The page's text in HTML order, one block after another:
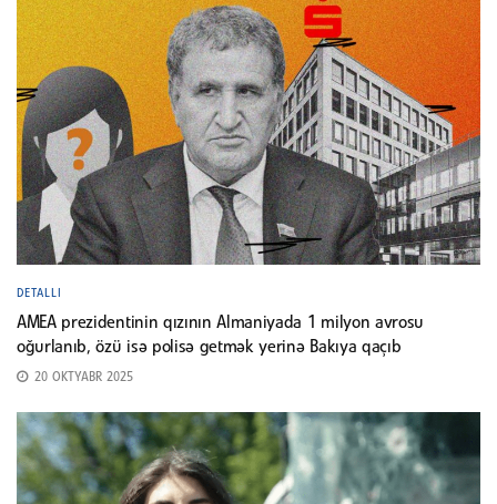
DETALLI
AMEA prezidentinin qızının Almaniyada 1 milyon avrosu
oğurlanıb, özü isə polisə getmək yerinə Bakıya qaçıb
20 OKTYABR 2025